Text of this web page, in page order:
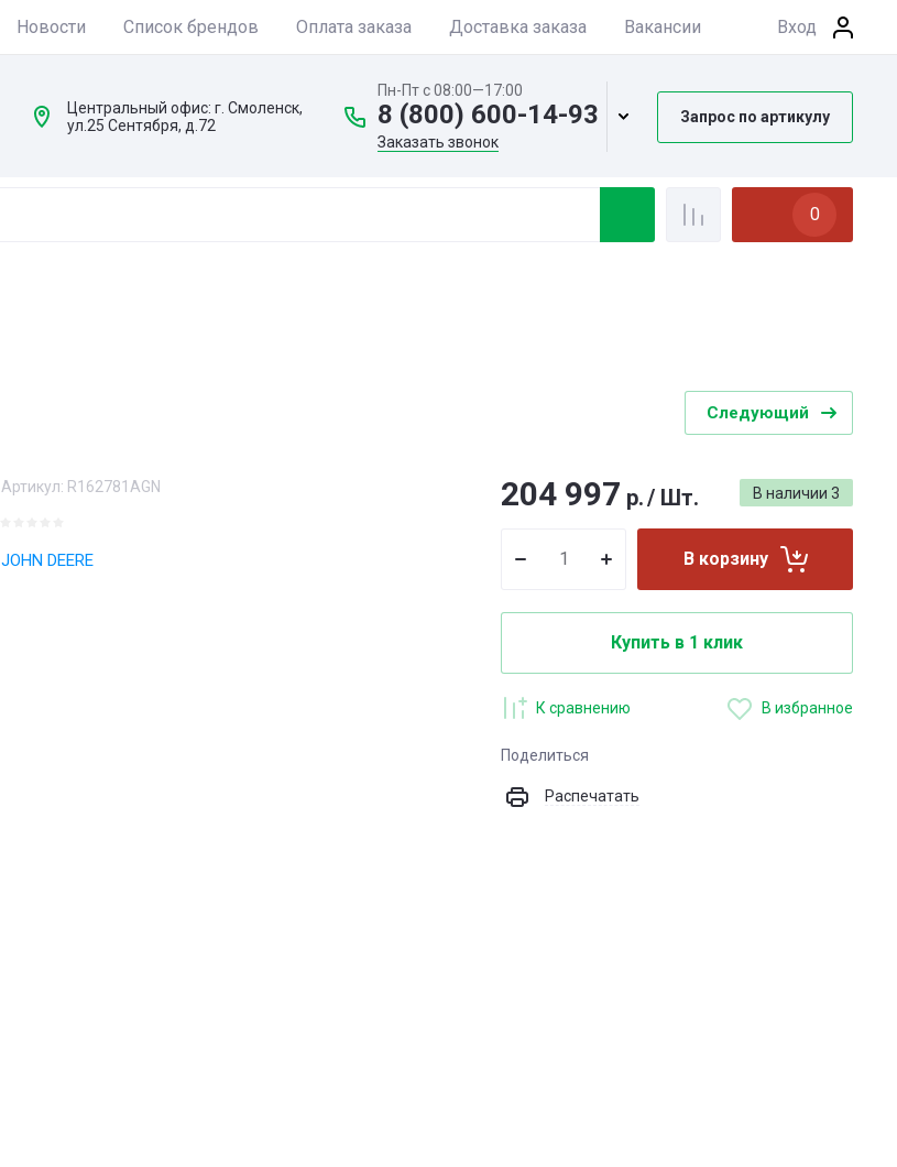
Новости Список брендов Оплата заказа Доставка заказа Вакансии Вход
Центральный офис: г. Смоленск,
ул.25 Сентября, д.72
Пн-Пт с 08:00—17:00
8 (800) 600-14-93
Заказать звонок
Запрос по артикулу
0
Следующий
Артикул: R162781AGN
JOHN DEERE
В наличии 3
204 997 р./ Шт.
В корзину
Купить в 1 клик
К сравнению В избранное
Поделиться
Распечатать